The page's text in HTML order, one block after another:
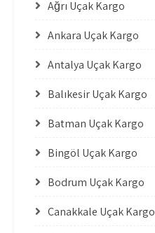
Ağrı Uçak Kargo
Ankara Uçak Kargo
Antalya Uçak Kargo
Balıkesir Uçak Kargo
Batman Uçak Kargo
Bingöl Uçak Kargo
Bodrum Uçak Kargo
Çanakkale Uçak Kargo